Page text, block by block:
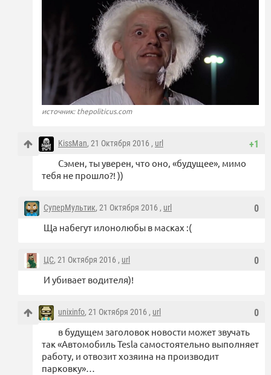
источник: thepoliticus.com
+1
KissMan, 21 Октября 2016 , url
Сэмен, ты уверен, что оно, «будущее», мимо
тебя не прошло?! ))
0
СуперМультик, 21 Октября 2016 , url
Ща набегут илонолюбы в масках :(
0
ЦС, 21 Октября 2016 , url
И убивает водителя)!
0
unixinfo, 21 Октября 2016 , url
в будущем заголовок новости может звучать
так «Автомобиль Tesla самостоятельно выполняет
работу, и отвозит хозяина на производит
парковку»…